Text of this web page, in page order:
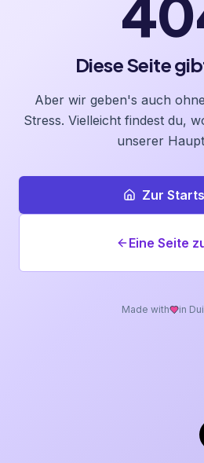
Diese Seite
Aber wir geben's auch
Stress. Vielleicht findest du,
unserer
Zur
Eine Seite
Made with in